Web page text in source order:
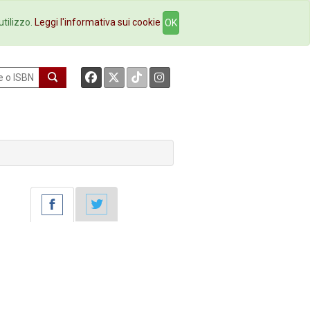
Contatti
Leggi l'informativa sui cookie OK